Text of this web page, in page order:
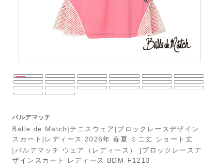
バルデマッチ
Balle de Match|テニスウェア|ブロックレースデザイン
スカート|レディース 2026年 春夏 ミニ丈 ショート丈
[バルデマッチ ウェア（レディース） ]ブロックレースデ
ザインスカート レディース BDM-F1213